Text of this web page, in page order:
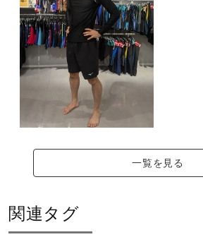
取扱店一覧
65：ローズ
69：バイオレット
素材
ナイロン85％、ポリウレタン15％
発売シーズン
一覧を見る
関連タグ